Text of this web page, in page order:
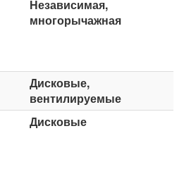
Независимая,
многорычажная
Дисковые,
вентилируемые
Дисковые